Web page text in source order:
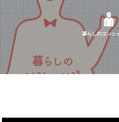
暮らしのコンシ